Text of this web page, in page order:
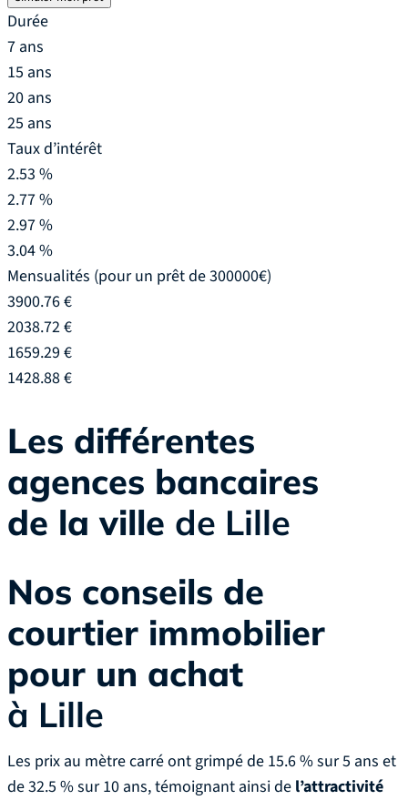
Durée
7 ans
15 ans
20 ans
25 ans
Taux d’intérêt
2.53 %
2.77 %
2.97 %
3.04 %
Mensualités (pour un prêt de 300000€)
3900.76 €
2038.72 €
1659.29 €
1428.88 €
Les différentes
agences bancaires
de la ville de Lille
Nos conseils de
courtier immobilier
pour un achat
à Lille
Les prix au mètre carré ont grimpé de 15.6 % sur 5 ans et
de 32.5 % sur 10 ans, témoignant ainsi de l’attractivité